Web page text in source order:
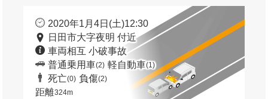
2020年1月4日(土)12:30
日田市大字夜明 付近
車両相互 小破事故
普通乗用車(2) 軽自動車(1)
死亡(0) 負傷(2)
距離324m